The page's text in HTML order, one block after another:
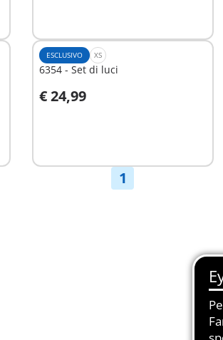
ESCLUSIVO XS
6354 - Set di luci
€ 24,99
Aggiungi al carrello
1